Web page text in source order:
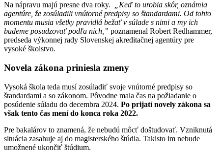
Na nápravu majú presne dva roky.
Keď to urobia skôr, oznámia
agentúre, že zosúladili vnútorné predpisy so štandardami. Od tohto
momentu musia všetky pravidlá bežať v súlade s nimi a my ich
budeme posudzovať podľa nich,” poznamenal Robert Redhammer,
predseda výkonnej rady Slovenskej akreditačnej agentúry pre
vysoké školstvo.
Novela zákona priniesla zmeny
Vysoká škola teda musí zosúladiť svoje vnútorné predpisy so
štandardami a so zákonom. Pôvodne mala čas na požiadanie o
posúdenie súladu do decembra 2024. Po prijatí novely zákona sa
však tento čas mení do konca roka 2022.
Pre bakalárov to znamená, že nebudú môcť doštudovať. Vzniknutá
situácia zasahuje aj do magisterského štúdia. Takisto im nebude
umožnené ukončiť štúdium.